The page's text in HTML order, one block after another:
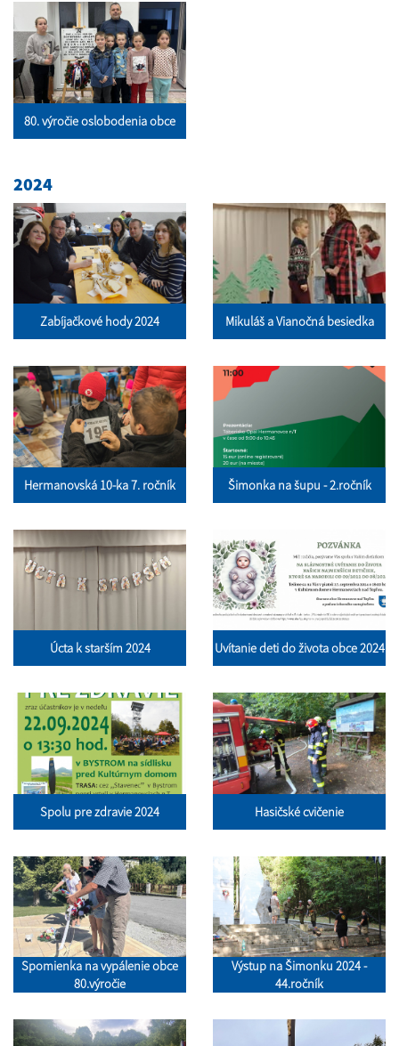
80. výročie oslobodenia obce
2024
Zabíjačkové hody 2024 Mikuláš a Vianočná besiedka
Hermanovská 10-ka 7. ročník Šimonka na šupu - 2.ročník
Úcta k starším 2024 Uvítanie deti do života obce 2024
Spolu pre zdravie 2024 Hasičské cvičenie
Spomienka na vypálenie obce
80.výročie
Výstup na Šimonku 2024 -
44.ročník